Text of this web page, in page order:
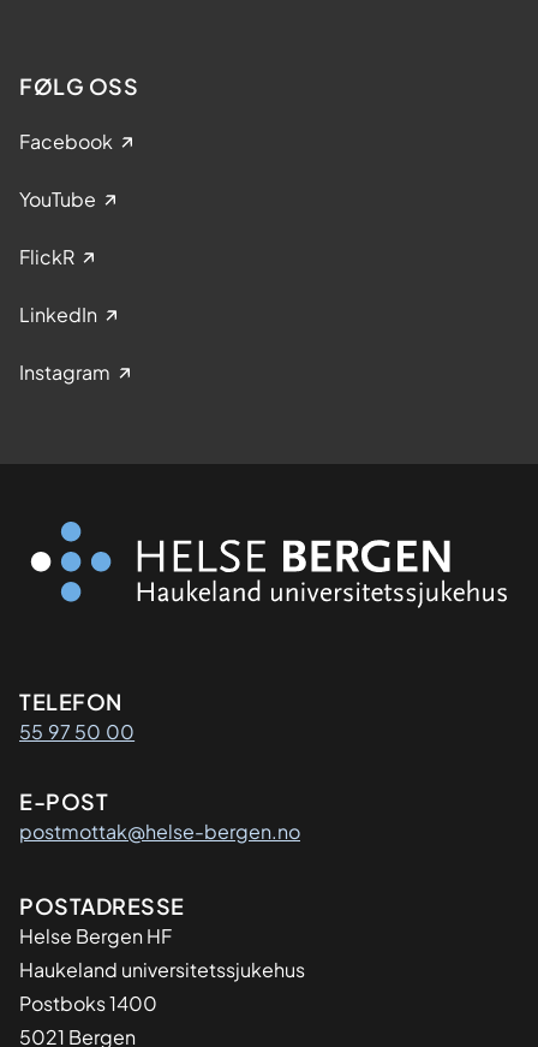
FØLG OSS
Facebook
YouTube
FlickR
LinkedIn
Instagram
Kontaktinformasjon
TELEFON
55 97 50 00
E-POST
postmottak@helse-bergen.no
Adresse
POSTADRESSE
Helse Bergen HF
Haukeland universitetssjukehus
Postboks 1400
5021 Bergen